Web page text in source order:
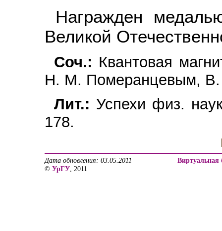
Награжден
Великой
Соч.: Квантовая
Н. М. Померанцевым,
Лит.: Успехи физ.
178.
Дата обновления: 03.05.2011
© УрГУ , 2011
Виртуальная